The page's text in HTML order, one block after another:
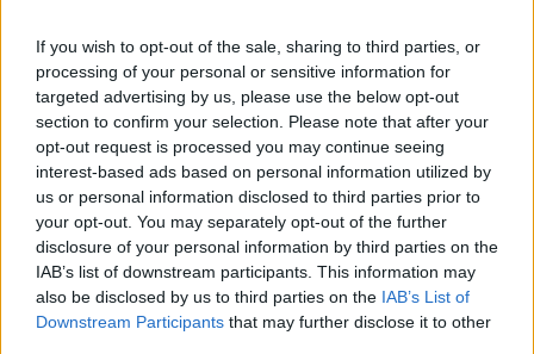
If you wish to opt-out of the sale, sharing to third parties, or
processing of your personal or sensitive information for
targeted advertising by us, please use the below opt-out
section to confirm your selection. Please note that after your
opt-out request is processed you may continue seeing
interest-based ads based on personal information utilized by
us or personal information disclosed to third parties prior to
your opt-out. You may separately opt-out of the further
disclosure of your personal information by third parties on the
IAB’s list of downstream participants. This information may
also be disclosed by us to third parties on the IAB’s List of
Downstream Participants that may further disclose it to other
HASZNÁLOD, AZ RENDKÍVÜL MAGAS
ÉRZELMI INTELLIGENCIÁRA UTALHAT
Te szoktad?
08. 02.
SOKAN ROSSZUL TÁROLJÁK A GYÓGYSZEREIKET –
EMIATT CSÖKKENHET A HATÁSUK
Érdemes odafigyelni rá
08. 01.
EGYRE TÖBB FIATALNÁL JELENTKEZIK EZ A
VITAMINHIÁNY – ILYEN JELEKRE FIGYELJ
Erre figyelj!